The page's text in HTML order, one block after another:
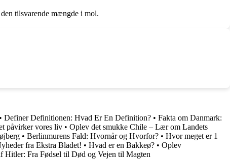
tilsvarende mængde i mol.
• Definer Definitionen: Hvad Er En Definition? • Fakta om Danmark:
påvirker vores liv • Oplev det smukke Chile – Lær om Landets
• Berlinmurens Fald: Hvornår og Hvorfor? • Hvor meget er 1
fra Ekstra Bladet! • Hvad er en Bakkeø? • Oplev
Hitler: Fra Fødsel til Død og Vejen til Magten